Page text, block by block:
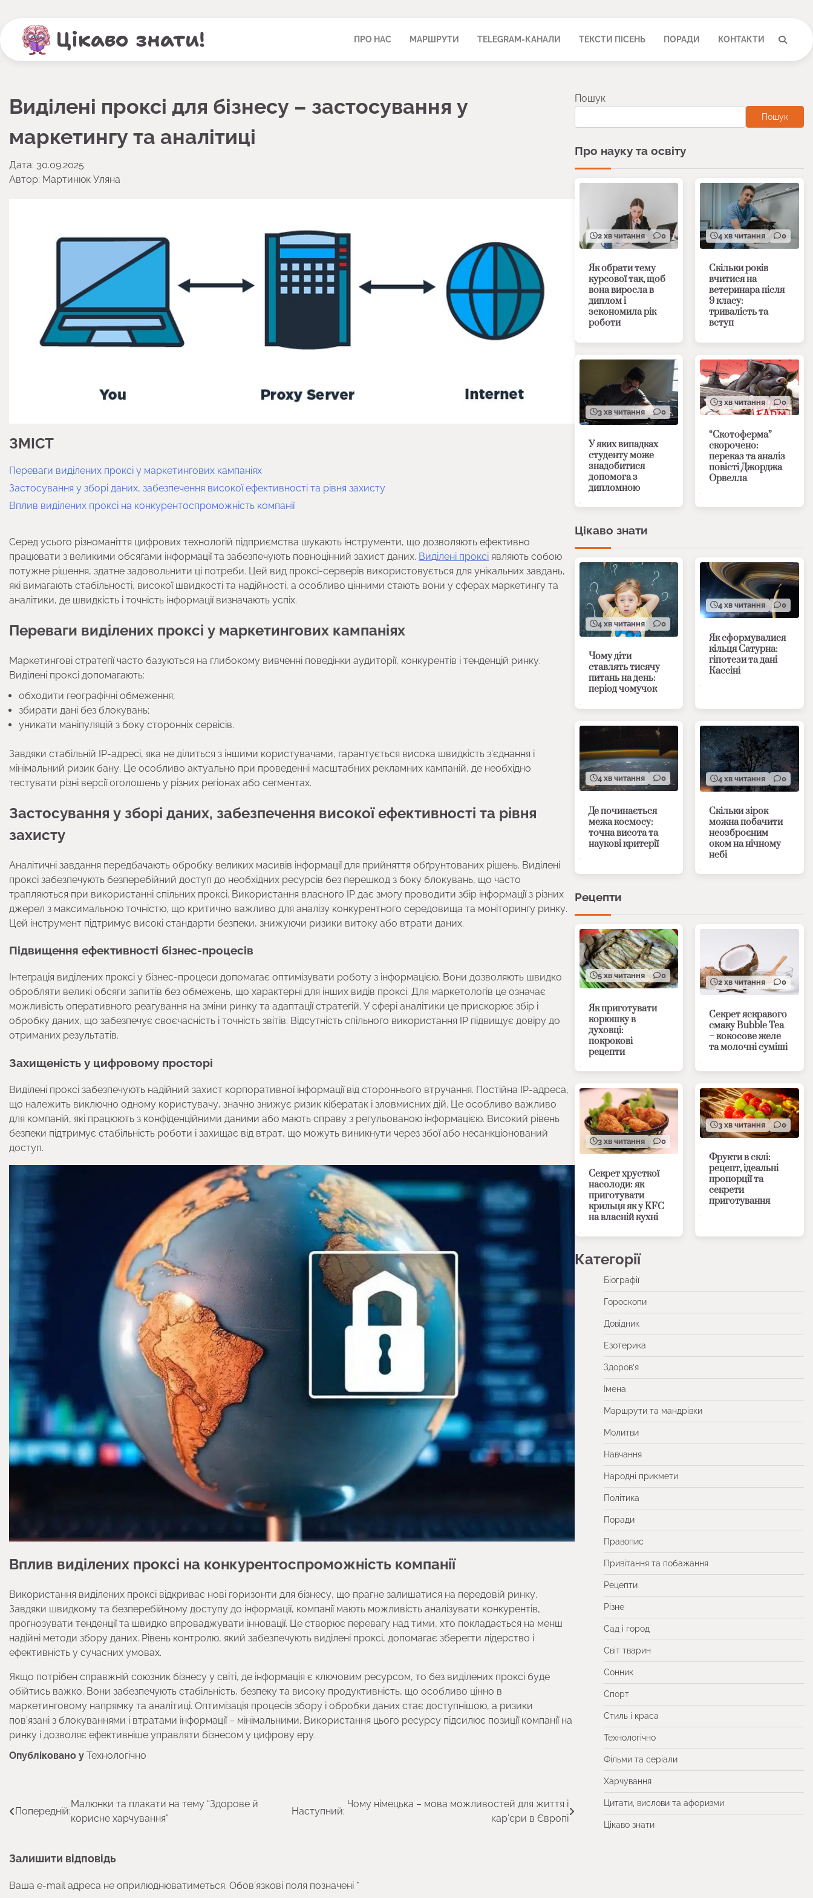
вмісту
Цікаво знати! ПРО НАС МАРШРУТИ TELEGRAM-КАНАЛИ ТЕКСТИ ПІСЕНЬ ПОРАДИ КОНТАКТИ
Виділені проксі для бізнесу – застосування у
маркетингу та аналітиці
Дата: 30.09.2025
Автор: Мартинюк Уляна
ЗМІСТ
Переваги виділених проксі у маркетингових кампаніях
Застосування у зборі даних, забезпечення високої ефективності та рівня захисту
Вплив виділених проксі на конкурентоспроможність компанії
Серед усього різноманіття цифрових технологій підприємства шукають інструменти, що дозволяють ефективно
працювати з великими обсягами інформації та забезпечують повноцінний захист даних. Виділені проксі являють собою
потужне рішення, здатне задовольнити ці потреби. Цей вид проксі-серверів використовується для унікальних завдань,
які вимагають стабільності, високої швидкості та надійності, а особливо цінними стають вони у сферах маркетингу та
аналітики, де швидкість і точність інформації визначають успіх.
Переваги виділених проксі у маркетингових кампаніях
Маркетингові стратегії часто базуються на глибокому вивченні поведінки аудиторії, конкурентів і тенденцій ринку.
Виділені проксі допомагають:
обходити географічні обмеження;
збирати дані без блокувань;
уникати маніпуляцій з боку сторонніх сервісів.
Завдяки стабільній IP-адресі, яка не ділиться з іншими користувачами, гарантується висока швидкість з’єднання і
мінімальний ризик бану. Це особливо актуально при проведенні масштабних рекламних кампаній, де необхідно
тестувати різні версії оголошень у різних регіонах або сегментах.
Застосування у зборі даних, забезпечення високої ефективності та рівня
захисту
Аналітичні завдання передбачають обробку великих масивів інформації для прийняття обґрунтованих рішень. Виділені
проксі забезпечують безперебійний доступ до необхідних ресурсів без перешкод з боку блокувань, що часто
трапляються при використанні спільних проксі. Використання власного IP дає змогу проводити збір інформації з різних
джерел з максимальною точністю, що критично важливо для аналізу конкурентного середовища та моніторингу ринку.
Цей інструмент підтримує високі стандарти безпеки, знижуючи ризики витоку або втрати даних.
Підвищення ефективності бізнес-процесів
Інтеграція виділених проксі у бізнес-процеси допомагає оптимізувати роботу з інформацією. Вони дозволяють швидко
обробляти великі обсяги запитів без обмежень, що характерні для інших видів проксі. Для маркетологів це означає
можливість оперативного реагування на зміни ринку та адаптації стратегій. У сфері аналітики це прискорює збір і
обробку даних, що забезпечує своєчасність і точність звітів. Відсутність спільного використання IP підвищує довіру до
отриманих результатів.
Захищеність у цифровому просторі
Виділені проксі забезпечують надійний захист корпоративної інформації від стороннього втручання. Постійна IP-адреса,
що належить виключно одному користувачу, значно знижує ризик кібератак і зловмисних дій. Це особливо важливо
для компаній, які працюють з конфіденційними даними або мають справу з регульованою інформацією. Високий рівень
безпеки підтримує стабільність роботи і захищає від втрат, що можуть виникнути через збої або несанкціонований
доступ.
Вплив виділених проксі на конкурентоспроможність компанії
Використання виділених проксі відкриває нові горизонти для бізнесу, що прагне залишатися на передовій ринку.
Завдяки швидкому та безперебійному доступу до інформації, компанії мають можливість аналізувати конкурентів,
прогнозувати тенденції та швидко впроваджувати інновації. Це створює перевагу над тими, хто покладається на менш
надійні методи збору даних. Рівень контролю, який забезпечують виділені проксі, допомагає зберегти лідерство і
ефективність у сучасних умовах.
Якщо потрібен справжній союзник бізнесу у світі, де інформація є ключовим ресурсом, то без виділених проксі буде
обійтись важко. Вони забезпечують стабільність, безпеку та високу продуктивність, що особливо цінно в
маркетинговому напрямку та аналітиці. Оптимізація процесів збору і обробки даних стає доступнішою, а ризики
пов’язані з блокуваннями і втратами інформації – мінімальними. Використання цього ресурсу підсилює позиції компанії на
ринку і дозволяє ефективніше управляти бізнесом у цифрову еру.
Опубліковано у Технологічно
Навігація
Попередній:
Малюнки та плакати на тему “Здорове й
корисне харчування”
Наступний:
Чому німецька – мова можливостей для життя і
кар’єри в Європі
Залишити відповідь
Ваша e-mail адреса не оприлюднюватиметься. Обов’язкові поля позначені *
Пошук
Пошук
Про науку та освіту
2 хв читання 0
Як обрати тему
курсової так, щоб
вона виросла в
диплом і
зекономила рік
роботи
4 хв читання 0
Скільки років
вчитися на
ветеринара після
9 класу:
тривалість та
вступ
3 хв читання 0
У яких випадках
студенту може
знадобитися
допомога з
дипломною
3 хв читання 0
“Скотоферма”
скорочено:
переказ та аналіз
повісті Джорджа
Орвелла
Цікаво знати
4 хв читання 0
Чому діти
ставлять тисячу
питань на день:
період чомучок
4 хв читання 0
Як сформувалися
кільця Сатурна:
гіпотези та дані
Кассіні
4 хв читання 0
Де починається
межа космосу:
точна висота та
наукові критерії
4 хв читання 0
Скільки зірок
можна побачити
неозброєним
оком на нічному
небі
Рецепти
5 хв читання 0
Як приготувати
корюшку в
духовці:
покрокові
рецепти
2 хв читання 0
Секрет яскравого
смаку Bubble Tea
– кокосове желе
та молочні суміші
3 хв читання 0
Секрет хрусткої
насолоди: як
приготувати
крильця як у KFC
на власній кухні
3 хв читання 0
Фрукти в склі:
рецепт, ідеальні
пропорції та
секрети
приготування
Категорії
Біографії
Гороскопи
Довідник
Езотерика
Здоров’я
Імена
Маршрути та мандрівки
Молитви
Навчання
Народні прикмети
Політика
Поради
Правопис
Привітання та побажання
Рецепти
Різне
Сад і город
Світ тварин
Сонник
Спорт
Стиль і краса
Технологічно
Фільми та серіали
Харчування
Цитати, вислови та афоризми
Цікаво знати